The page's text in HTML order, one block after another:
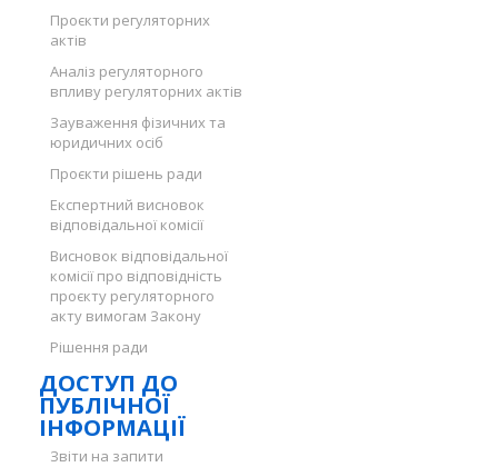
Проєкти регуляторних
актів
Аналіз регуляторного
впливу регуляторних актів
Зауваження фізичних та
юридичних осіб
Проєкти рішень ради
Експертний висновок
відповідальної комісії
Висновок відповідальної
комісії про відповідність
проєкту регуляторного
акту вимогам Закону
Рішення ради
ДОСТУП ДО
ПУБЛІЧНОЇ
ІНФОРМАЦІЇ
Звіти на запити